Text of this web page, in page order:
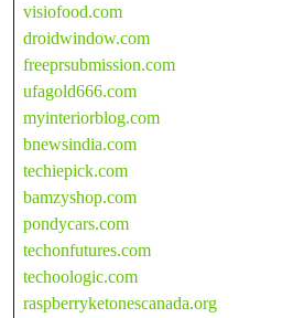
visiofood.com
droidwindow.com
freeprsubmission.com
ufagold666.com
myinteriorblog.com
bnewsindia.com
techiepick.com
bamzyshop.com
pondycars.com
techonfutures.com
techoologic.com
raspberryketonescanada.org